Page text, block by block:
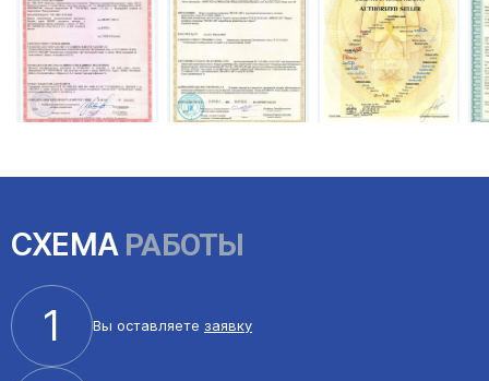
СХЕМАРАБОТЫ
1 Вы оставляете заявку